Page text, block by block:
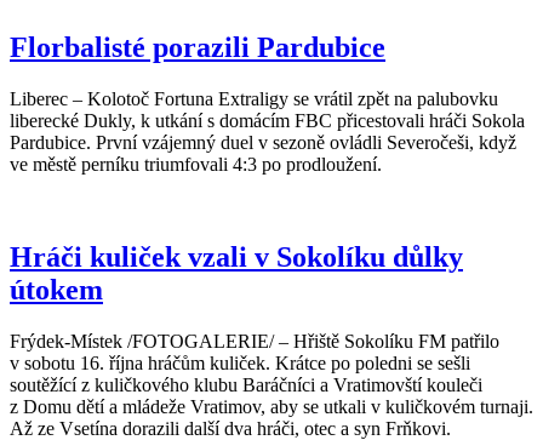
Florbalisté porazili Pardubice
Liberec – Kolotoč Fortuna Extraligy se vrátil zpět na palubovku
liberecké Dukly, k utkání s domácím FBC přicestovali hráči Sokola
Pardubice. První vzájemný duel v sezoně ovládli Severočeši, když
ve městě perníku triumfovali 4:3 po prodloužení.
Hráči kuliček vzali v Sokolíku důlky
útokem
Frýdek-Místek /FOTOGALERIE/ – Hřiště Sokolíku FM patřilo
v sobotu 16. října hráčům kuliček. Krátce po poledni se sešli
soutěžící z kuličkového klubu Baráčníci a Vratimovští kouleči
z Domu dětí a mládeže Vratimov, aby se utkali v kuličkovém turnaji.
Až ze Vsetína dorazili další dva hráči, otec a syn Frňkovi.